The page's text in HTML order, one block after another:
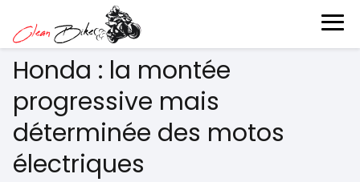
Honda : la montée
progressive mais
déterminée des motos
électriques